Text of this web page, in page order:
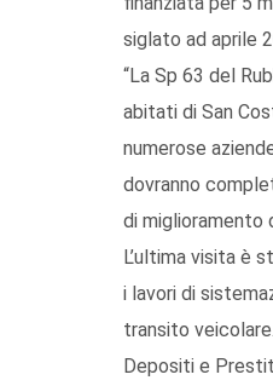
siglato ad aprile
“La Sp 63 del
abitati di San
numerose
dovranno
di miglioramento
L’ultima visita è
i lavori di
transito
Depositi e